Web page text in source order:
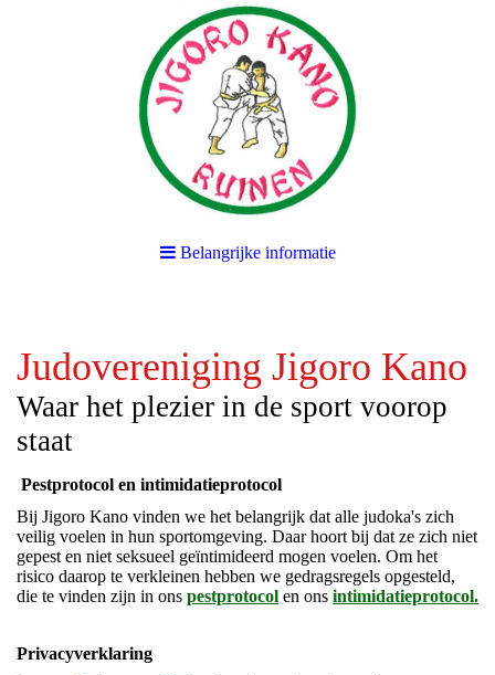
Belangrijke informatie
Judovereniging Jigoro Kano
Waar het plezier in de sport voorop
staat
Pestprotocol en intimidatieprotocol
Bij Jigoro Kano vinden we het belangrijk dat alle judoka's zich
veilig voelen in hun sportomgeving. Daar hoort bij dat ze zich niet
gepest en niet seksueel geïntimideerd mogen voelen. Om het
risico daarop te verkleinen hebben we gedragsregels opgesteld,
die te vinden zijn in ons pestprotocol en ons intimidatieprotocol.
Privacyverklaring